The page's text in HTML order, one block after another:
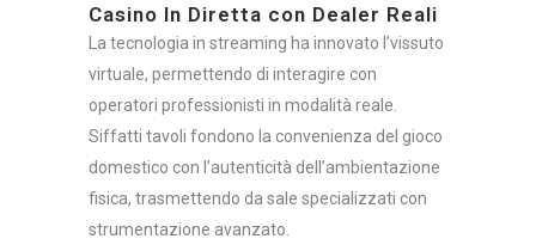
Casino In Diretta con Dealer Reali
La tecnologia in streaming ha innovato l’vissuto
virtuale, permettendo di interagire con
operatori professionisti in modalità reale.
Siffatti tavoli fondono la convenienza del gioco
domestico con l’autenticità dell’ambientazione
fisica, trasmettendo da sale specializzati con
strumentazione avanzato.